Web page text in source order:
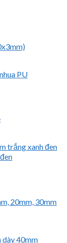
20mm, 30mm